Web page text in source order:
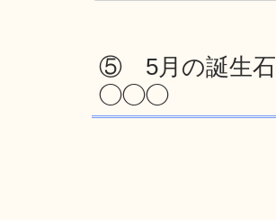
⑤ 5月の誕生石
◯◯◯